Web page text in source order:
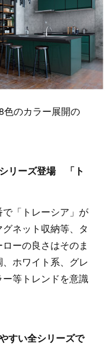
のカラー展開の
リーズ登場 「ト
で「トレーシア」が
ネット収納等、タ
ーの良さはそのま
ホワイト系、グレ
等トレンドを意識
すい全シリーズで